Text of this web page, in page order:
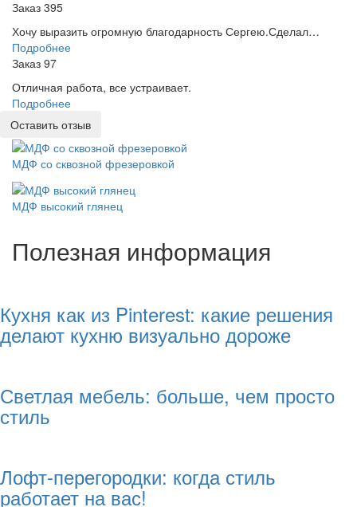
Заказ 395
Хочу выразить огромную благодарность Сергею.Сделал…
Подробнее
Заказ 97
Отличная работа, все устраивает.
Подробнее
Оставить отзыв
МДФ со сквозной фрезеровкой
МДФ высокий глянец
Полезная информация
Кухня как из Pinterest: какие решения
делают кухню визуально дороже
Светлая мебель: больше, чем просто
стиль
Лофт-перегородки: когда стиль
работает на вас!